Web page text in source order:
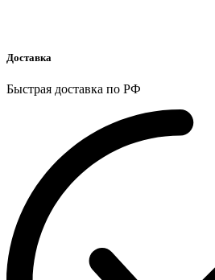
Доставка
Быстрая доставка по РФ